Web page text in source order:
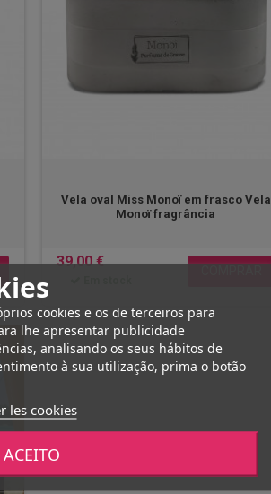
cookies e os de terceiros para
lhe apresentar publicidade
analisando os seus hábitos de
à sua utilização, prima o botão
les cookies
ACEITO
Vela oval Miss Monoï em frasco Vela
Monoï fragrância
39,00 €